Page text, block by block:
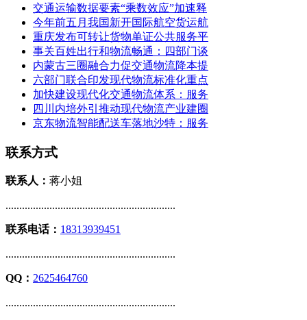
交通运输数据要素“乘数效应”加速释
今年前五月我国新开国际航空货运航
重庆发布可转让货物单证公共服务平
事关百姓出行和物流畅通：四部门谈
内蒙古三圈融合力促交通物流降本提
六部门联合印发现代物流标准化重点
加快建设现代化交通物流体系：服务
四川内培外引推动现代物流产业建圈
京东物流智能配送车落地沙特：服务
联系方式
联系人： 蒋小姐
..............................................................
联系电话： 18313939451
..............................................................
QQ： 2625464760
..............................................................